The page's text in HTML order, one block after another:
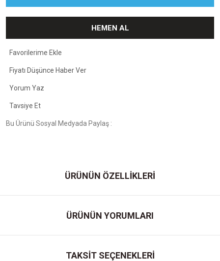
HEMEN AL
Fiyatı Düşünce Haber Ver
Yorum Yaz
Tavsiye Et
Bu Ürünü Sosyal Medyada Paylaş :
ÜRÜNÜN ÖZELLİKLERİ
ÜRÜNÜN YORUMLARI
TAKSİT SEÇENEKLERİ